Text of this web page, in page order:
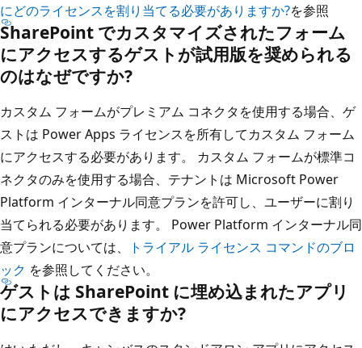
にどのライセンスを割り当てる必要がありますか?を参照
SharePoint でカスタマイズされたフォーム
にアクセスするゲストが試用版を奨められる
のはなぜですか?
カスタム フォームがプレミアム コネクタを使用する場合、ゲ
ストは Power Apps ライセンスを所有してカスタム フォーム
にアクセスする必要があります。 カスタム フォームが標準コ
ネクタのみを使用する場合、テナントは Microsoft Power
Platform インターナル同意プランを許可し、ユーザーに割り
当てられる必要があります。 Power Platform インターナル同
意プランについては、
トライアル ライセンス コマンドのブロ
ック を参照してください。
ゲストは SharePoint に埋め込まれたアプリ
にアクセスできますか?